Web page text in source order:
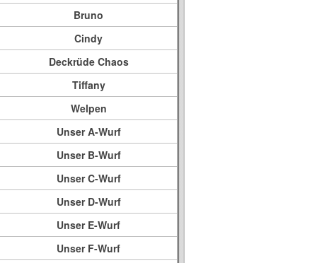
Bruno
Cindy
Deckrüde Chaos
Tiffany
Welpen
Unser A-Wurf
Unser B-Wurf
Unser C-Wurf
Unser D-Wurf
Unser E-Wurf
Unser F-Wurf